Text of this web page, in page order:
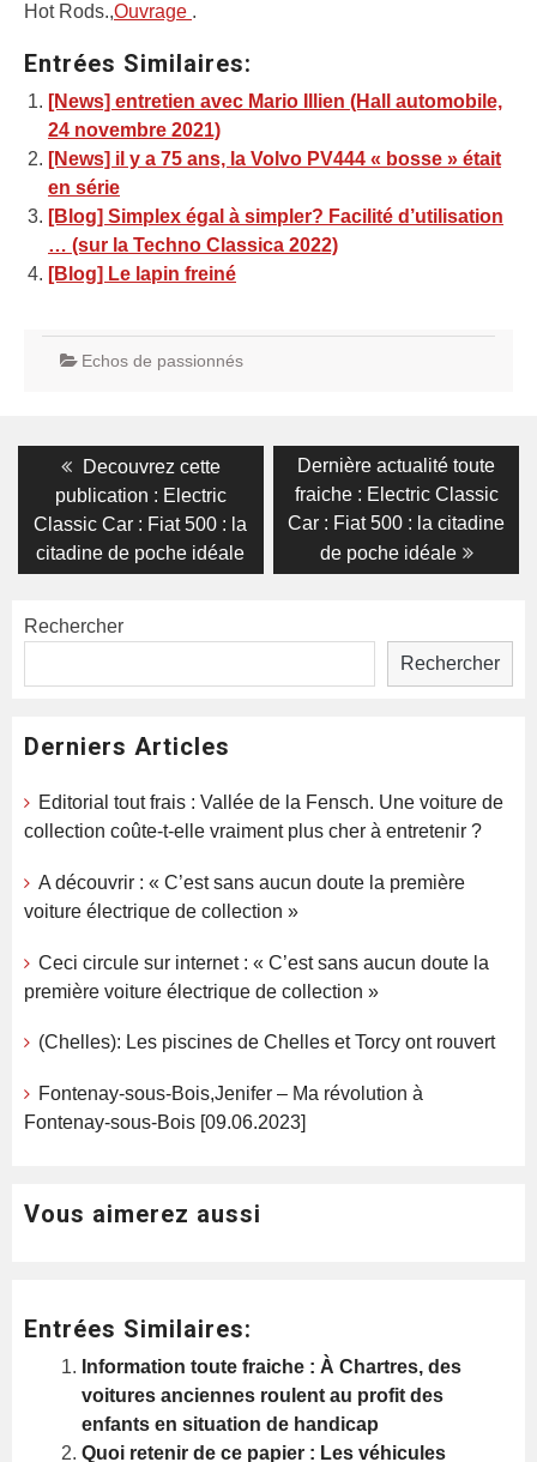
Hot Rods.,Ouvrage .
Entrées Similaires:
[News] entretien avec Mario Illien (Hall automobile,
24 novembre 2021)
[News] il y a 75 ans, la Volvo PV444 « bosse » était
en série
[Blog] Simplex égal à simpler? Facilité d’utilisation
… (sur la Techno Classica 2022)
[Blog] Le lapin freiné
Echos de passionnés
Navigation
l’article
Previous
post:
Decouvrez cette
publication : Electric
Classic Car : Fiat 500 : la
citadine de poche idéale
Next
post:
Dernière actualité toute
fraiche : Electric Classic
Car : Fiat 500 : la citadine
de poche idéale
Rechercher
Rechercher
Derniers Articles
Editorial tout frais : Vallée de la Fensch. Une voiture de
collection coûte-t-elle vraiment plus cher à entretenir ?
A découvrir : « C’est sans aucun doute la première
voiture électrique de collection »
Ceci circule sur internet : « C’est sans aucun doute la
première voiture électrique de collection »
(Chelles): Les piscines de Chelles et Torcy ont rouvert
Fontenay-sous-Bois,Jenifer – Ma révolution à
Fontenay-sous-Bois [09.06.2023]
Vous aimerez aussi
Entrées Similaires:
Information toute fraiche : À Chartres, des
voitures anciennes roulent au profit des
enfants en situation de handicap
Quoi retenir de ce papier : Les véhicules